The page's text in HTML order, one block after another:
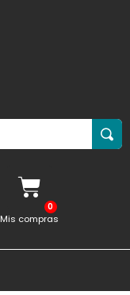
Mis compras